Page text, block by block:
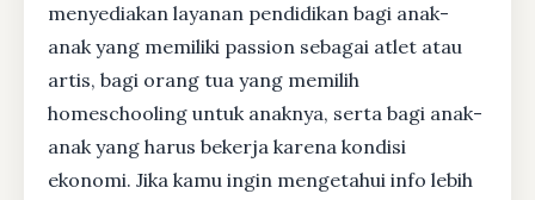
menyediakan layanan pendidikan bagi anak-
anak yang memiliki passion sebagai atlet atau
artis, bagi orang tua yang memilih
homeschooling untuk anaknya, serta bagi anak-
anak yang harus bekerja karena kondisi
ekonomi. Jika kamu ingin mengetahui info lebih